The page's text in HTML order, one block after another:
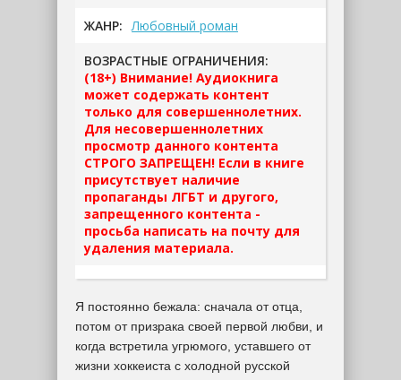
ЖАНР: Любовный роман
ВОЗРАСТНЫЕ ОГРАНИЧЕНИЯ:
(18+) Внимание! Аудиокнига
может содержать контент
только для совершеннолетних.
Для несовершеннолетних
просмотр данного контента
СТРОГО ЗАПРЕЩЕН! Если в книге
присутствует наличие
пропаганды ЛГБТ и другого,
запрещенного контента -
просьба написать на почту для
удаления материала.
Я постоянно бежала: сначала от отца,
потом от призрака своей первой любви, и
когда встретила угрюмого, уставшего от
жизни хоккеиста с холодной русской